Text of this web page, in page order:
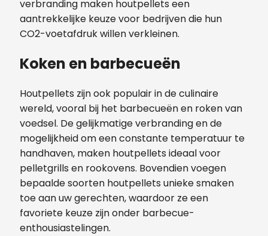
verbranding maken houtpellets een
aantrekkelijke keuze voor bedrijven die hun
CO2-voetafdruk willen verkleinen.
Koken en barbecueën
Houtpellets zijn ook populair in de culinaire
wereld, vooral bij het barbecueën en roken van
voedsel. De gelijkmatige verbranding en de
mogelijkheid om een constante temperatuur te
handhaven, maken houtpellets ideaal voor
pelletgrills en rookovens. Bovendien voegen
bepaalde soorten houtpellets unieke smaken
toe aan uw gerechten, waardoor ze een
favoriete keuze zijn onder barbecue-
enthousiastelingen.